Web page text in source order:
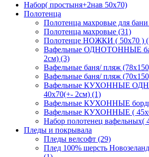
Набор( простыня+2нав 50х70)
Полотенца
Полотенца махровые для
Полотенца махровые (31)
Полотенце НОЖКИ ( 50х70 )
Вафельные ОДНОТОННЫЕ
2см) (3)
Вафельные баня/ пляж
Вафельные баня/ пляж
Вафельные КУХОННЫЕ
40х70(+- 2см) (1)
Вафельные КУХОННЫЕ
Вафельные КУХОННЫЕ (
Набор полотенец вафельных(
Пледы и покрывала
Пледы велсофт (29)
Плед 100% шерсть